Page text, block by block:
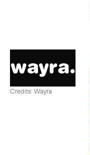
Credits: Wayra